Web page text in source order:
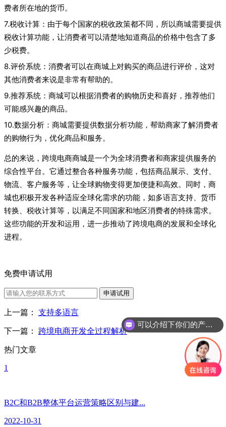
费者所在地的货币。
7.税收计算：由于每个国家的税收政策都不同，所以商城需要提供
税收计算功能，让消费者可以清楚地知道商品的价格中包含了多
少税费。
8.评价系统：消费者可以在商城上对购买的商品进行评价，这对
其他消费者来说是非常有帮助的。
9.推荐系统：商城可以根据消费者的购物历史和喜好，推荐他们
可能感兴趣的商品。
10.数据分析：商城需要提供数据分析功能，帮助商家了解消费者
的购物行为，优化商品和服务。
总的来说，跨境电商商城是一个为全球消费者和商家提供服务的
综合性平台。它通过整合各种服务功能，包括商品展示、支付、
物流、客户服务等，让全球购物变得更加便捷和高效。同时，商
城也积极开发各种适应全球化需求的功能，如多语言支持、货币
转换、税收计算等，以满足不同国家和地区消费者的特殊需求。
这些功能的开发和运用，进一步推动了跨境电商的发展和全球化
进程。
免费申请试用
申请试用
上一篇： 支持多语言
下一篇： 跨境电商开发全过程解析
热门文章
1
B2C和B2B整体平台运营策略区别与建...
2022-10-31
可以介绍下你们的产品么？